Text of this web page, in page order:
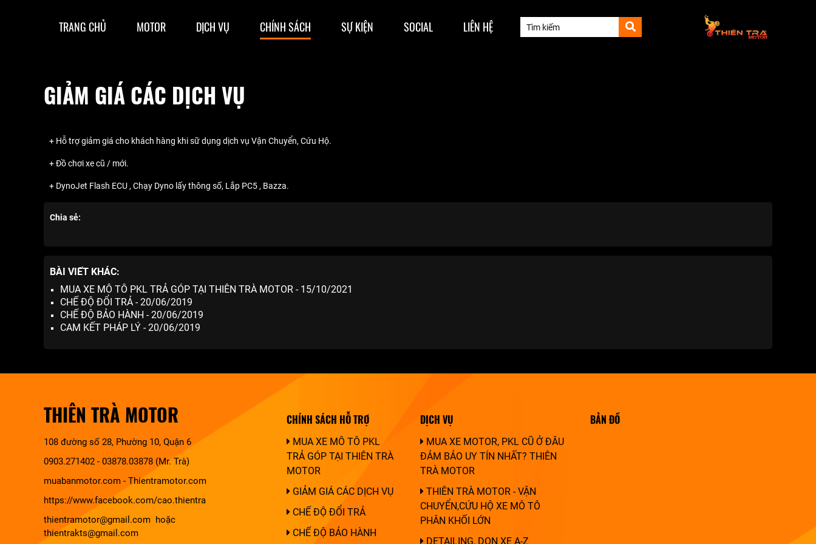
TRANG CHỦ MOTOR DỊCH VỤ CHÍNH SÁCH SỰ KIỆN SOCIAL LIÊN HỆ
GIẢM GIÁ CÁC DỊCH VỤ
+ Hỗ trợ giảm giá cho khách hàng khi sữ dụng dịch vụ Vận Chuyển, Cứu Hộ.
+ Đồ chơi xe cũ / mới.
+ DynoJet Flash ECU , Chạy Dyno lấy thông số, Lắp PC5 , Bazza.
Chia sẻ:
BÀI VIẾT KHÁC:
MUA XE MÔ TÔ PKL TRẢ GÓP TẠI THIÊN TRÀ MOTOR - 15/10/2021
CHẾ ĐỘ ĐỔI TRẢ - 20/06/2019
CHẾ ĐỘ BẢO HÀNH - 20/06/2019
CAM KẾT PHÁP LÝ - 20/06/2019
THIÊN TRÀ MOTOR
108 đường số 28, Phường 10, Quận 6
0903.271402 - 03878.03878 (Mr. Trà)
muabanmotor.com - Thientramotor.com
https://www.facebook.com/cao.thientra
thientramotor@gmail.com hoặc
thientrakts@gmail.com
CHÍNH SÁCH HỖ TRỢ
MUA XE MÔ TÔ PKL
TRẢ GÓP TẠI THIÊN TRÀ
MOTOR
GIẢM GIÁ CÁC DỊCH VỤ
CHẾ ĐỘ ĐỔI TRẢ
CHẾ ĐỘ BẢO HÀNH
DỊCH VỤ
MUA XE MOTOR, PKL CŨ Ở ĐÂU
ĐẢM BẢO UY TÍN NHẤT? THIÊN
TRÀ MOTOR
THIÊN TRÀ MOTOR - VẬN
CHUYỂN,CỨU HỘ XE MÔ TÔ
PHÂN KHỐI LỚN
DETAILING, DỌN XE A-Z
BẢN ĐỒ